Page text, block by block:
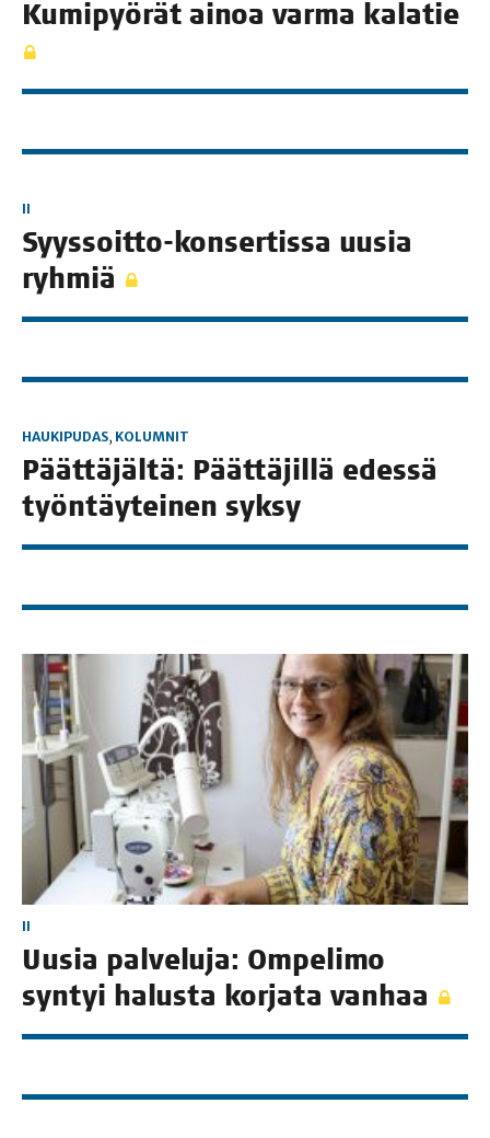
Kumi­pyö­rät ainoa var­ma kalatie
II
Syys­soit­to-kon­ser­tis­sa uusia
ryhmiä
HAUKIPUDAS, KOLUMNIT
Päät­tä­jäl­tä: Päät­tä­jil­lä edes­sä
työn­täy­tei­nen syksy
II
Uusia pal­ve­lu­ja: Ompe­li­mo
syn­tyi halus­ta kor­ja­ta vanhaa